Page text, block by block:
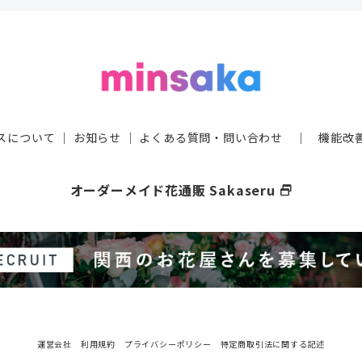
について ｜ お知らせ ｜ よくある質問・問い合わせ ｜機能改
オーダーメイド花通販 Sakaseru select_window
運営会社 利用規約 プライバシーポリシー 特定商取引法に関する記述